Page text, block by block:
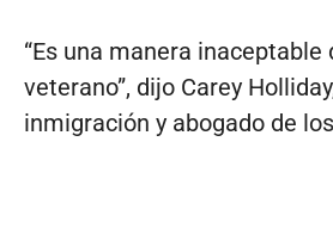
“Es una manera inaceptable
veterano”, dijo Carey
inmigración y abogado de